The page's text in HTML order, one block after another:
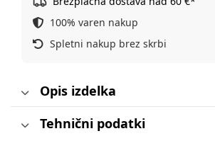
100% varen nakup
Spletni nakup brez skrbi
Opis izdelka
Tehnični podatki